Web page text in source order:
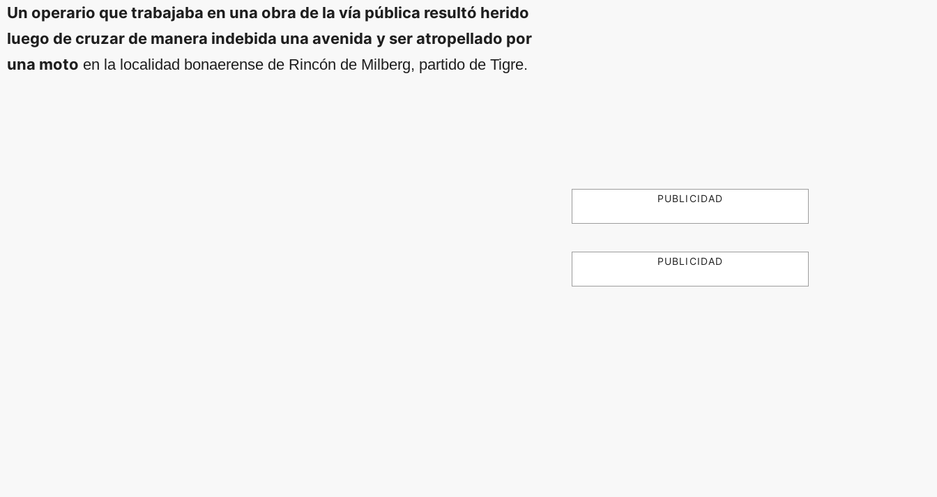
Un operario que trabajaba en una obra de la vía pública resultó herido
luego de cruzar de manera indebida una avenida y ser atropellado por
una moto en la localidad bonaerense de Rincón de Milberg, partido de Tigre.
PUBLICIDAD
PUBLICIDAD